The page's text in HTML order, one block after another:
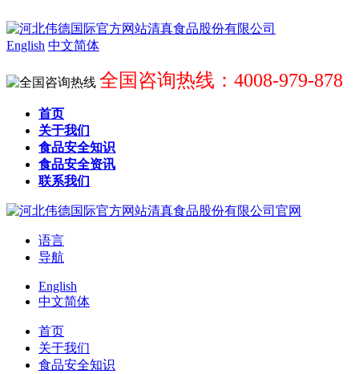
English 中文简体
全国咨询热线：4008-979-878
首页
关于我们
食品安全知识
食品安全资讯
联系我们
语言
导航
English
中文简体
首页
关于我们
食品安全知识